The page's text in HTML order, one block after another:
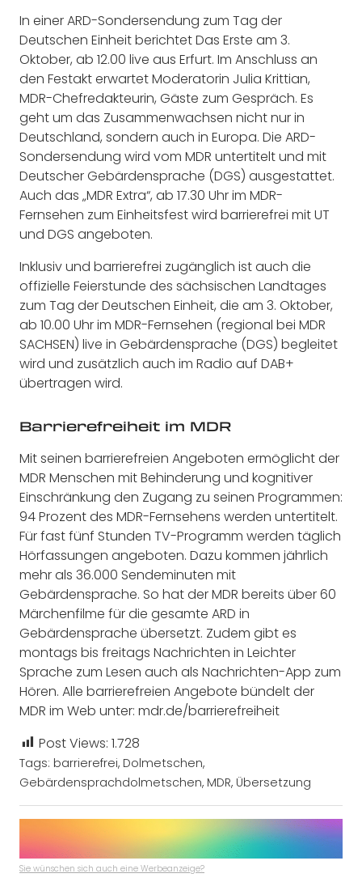
In einer ARD-Sondersendung zum Tag der
Deutschen Einheit berichtet Das Erste am 3.
Oktober, ab 12.00 live aus Erfurt. Im Anschluss an
den Festakt erwartet Moderatorin Julia Krittian,
MDR-Chefredakteurin, Gäste zum Gespräch. Es
geht um das Zusammenwachsen nicht nur in
Deutschland, sondern auch in Europa. Die ARD-
Sondersendung wird vom MDR untertitelt und mit
Deutscher Gebärdensprache (DGS) ausgestattet.
Auch das „MDR Extra“, ab 17.30 Uhr im MDR-
Fernsehen zum Einheitsfest wird barrierefrei mit UT
und DGS angeboten.
Inklusiv und barrierefrei zugänglich ist auch die
offizielle Feierstunde des sächsischen Landtages
zum Tag der Deutschen Einheit, die am 3. Oktober,
ab 10.00 Uhr im MDR-Fernsehen (regional bei MDR
SACHSEN) live in Gebärdensprache (DGS) begleitet
wird und zusätzlich auch im Radio auf DAB+
übertragen wird.
Barrierefreiheit im MDR
Mit seinen barrierefreien Angeboten ermöglicht der
MDR Menschen mit Behinderung und kognitiver
Einschränkung den Zugang zu seinen Programmen:
94 Prozent des MDR-Fernsehens werden untertitelt.
Für fast fünf Stunden TV-Programm werden täglich
Hörfassungen angeboten. Dazu kommen jährlich
mehr als 36.000 Sendeminuten mit
Gebärdensprache. So hat der MDR bereits über 60
Märchenfilme für die gesamte ARD in
Gebärdensprache übersetzt. Zudem gibt es
montags bis freitags Nachrichten in Leichter
Sprache zum Lesen auch als Nachrichten-App zum
Hören. Alle barrierefreien Angebote bündelt der
MDR im Web unter: mdr.de/barrierefreiheit
Post Views: 1.728
Tags: barrierefrei, Dolmetschen,
Gebärdensprachdolmetschen, MDR, Übersetzung
Sie wünschen sich auch eine Werbeanzeige?